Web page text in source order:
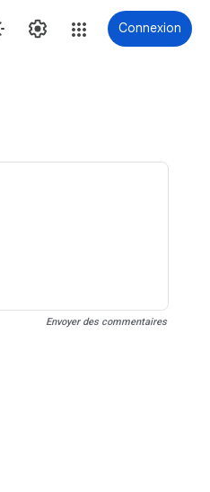
Connexion
Envoyer des commentaires